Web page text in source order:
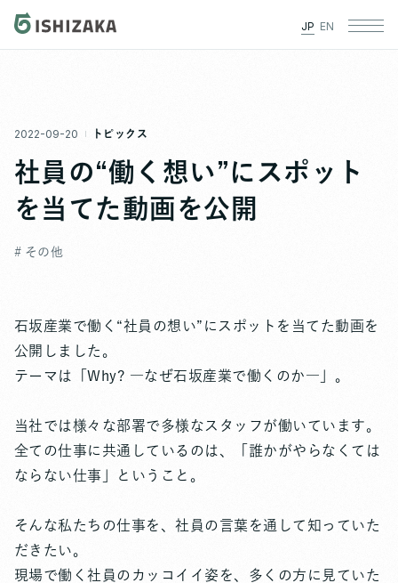
JP EN
2022-09-20 トピックス
社員の“働く想い”にスポット
を当てた動画を公開
# その他
石坂産業で働く“社員の想い”にスポットを当てた動画を
公開しました。
テーマは「Why? ―なぜ石坂産業で働くのか―」。
当社では様々な部署で多様なスタッフが働いています。
全ての仕事に共通しているのは、「誰かがやらなくては
ならない仕事」ということ。
そんな私たちの仕事を、社員の言葉を通して知っていた
だきたい。
現場で働く社員のカッコイイ姿を、多くの方に見ていた